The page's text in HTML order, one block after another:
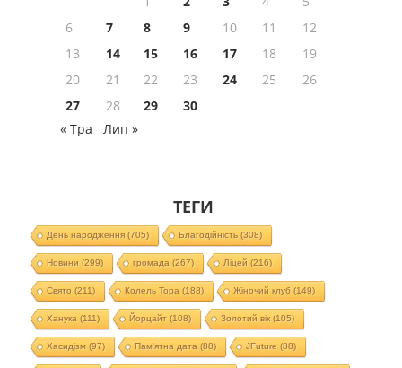
6
7 8 9 10 11
12
13
14 15 16 17 18
19
20
21 22 23 24 25
26
27
28 29
30
« Тра
Лип »
ТЕГИ
День народження(705) Благодійність(308)
Новини (299) громада (267) Ліцей (216)
Свято (211) Колель Тора (188) Жіночий клуб (149)
Ханука (111) Йорцайт (108) Золотий вік(105)
Хасидізм (97) Пам'ятна дата (88) JFuture (88)